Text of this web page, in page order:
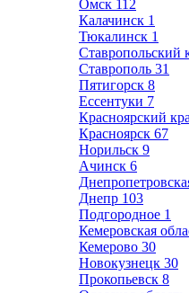
Омск 112
Калачинск 1
Тюкалинск 1
Ставропольский
Ставрополь 31
Пятигорск 8
Ессентуки 7
Красноярский
Красноярск 67
Норильск 9
Ачинск 6
Днепр 103
Подгородное 1
Кемеровская
Кемерово 30
Новокузнецк 30
Прокопьевск 8